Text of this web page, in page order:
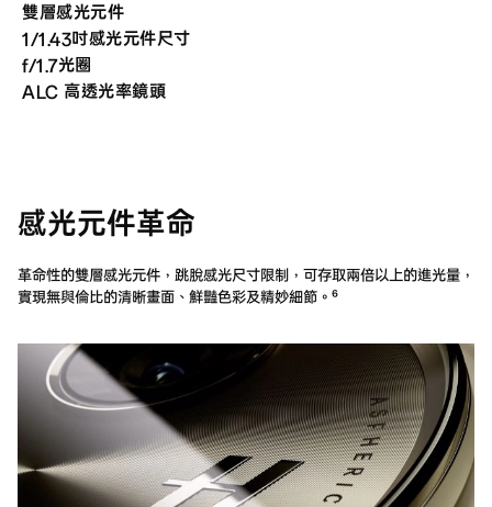
雙層感光元件
1/1.43吋感光元件尺寸
f/1.7光圈
ALC 高透光率鏡頭
感光元件革命
革命性的雙層感光元件，跳脫感光尺寸限制，可存取兩倍以上的進光量，
實現無與倫比的清晰畫面、鮮豔色彩及精妙細節。⁶